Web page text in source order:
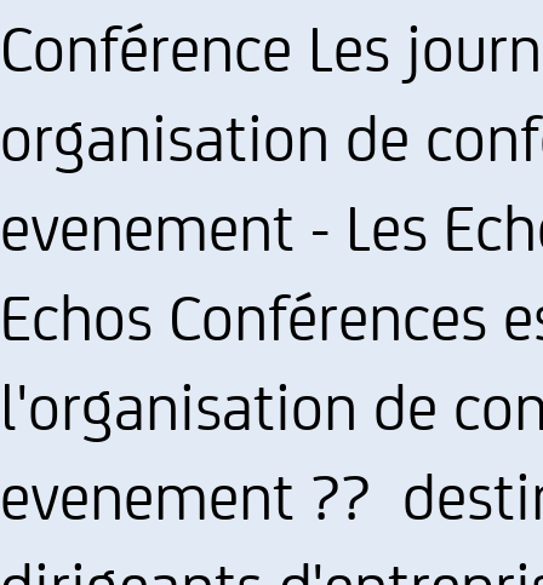
Conférence Les
organisation de
evenement - Les
Echos Conférences
l'organisation de
evenement ??